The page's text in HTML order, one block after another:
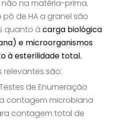
não na matéria-prima.
de HA a granel são
quanto à carga biológica
e microorganismos
à esterilidade total.
relevantes são:
de Enumeração
contagem microbiana
contagem total de